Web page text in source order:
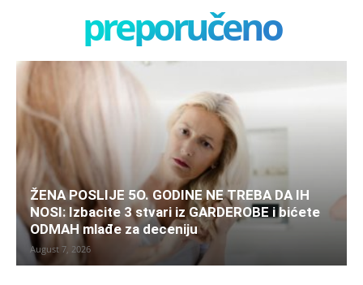
preporučeno
ŽENA POSLIJE 5O. GODINE NE TREBA DA IH
NOSI: Izbacite 3 stvari iz GARDEROBE i bićete
ODMAH mlađe za deceniju
August 7, 2026